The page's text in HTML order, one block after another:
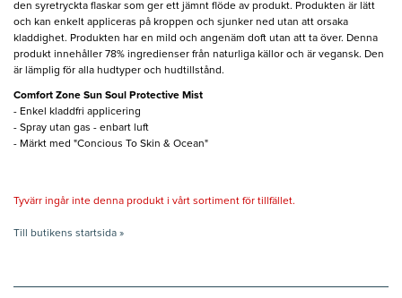
den syretryckta flaskar som ger ett jämnt flöde av produkt. Produkten är lätt
och kan enkelt appliceras på kroppen och sjunker ned utan att orsaka
kladdighet. Produkten har en mild och angenäm doft utan att ta över. Denna
produkt innehåller 78% ingredienser från naturliga källor och är vegansk. Den
är lämplig för alla hudtyper och hudtillstånd.
Comfort Zone Sun Soul Protective Mist
- Enkel kladdfri applicering
- Spray utan gas - enbart luft
- Märkt med "Concious To Skin & Ocean"
Tyvärr ingår inte denna produkt i vårt sortiment för tillfället.
Till butikens startsida »